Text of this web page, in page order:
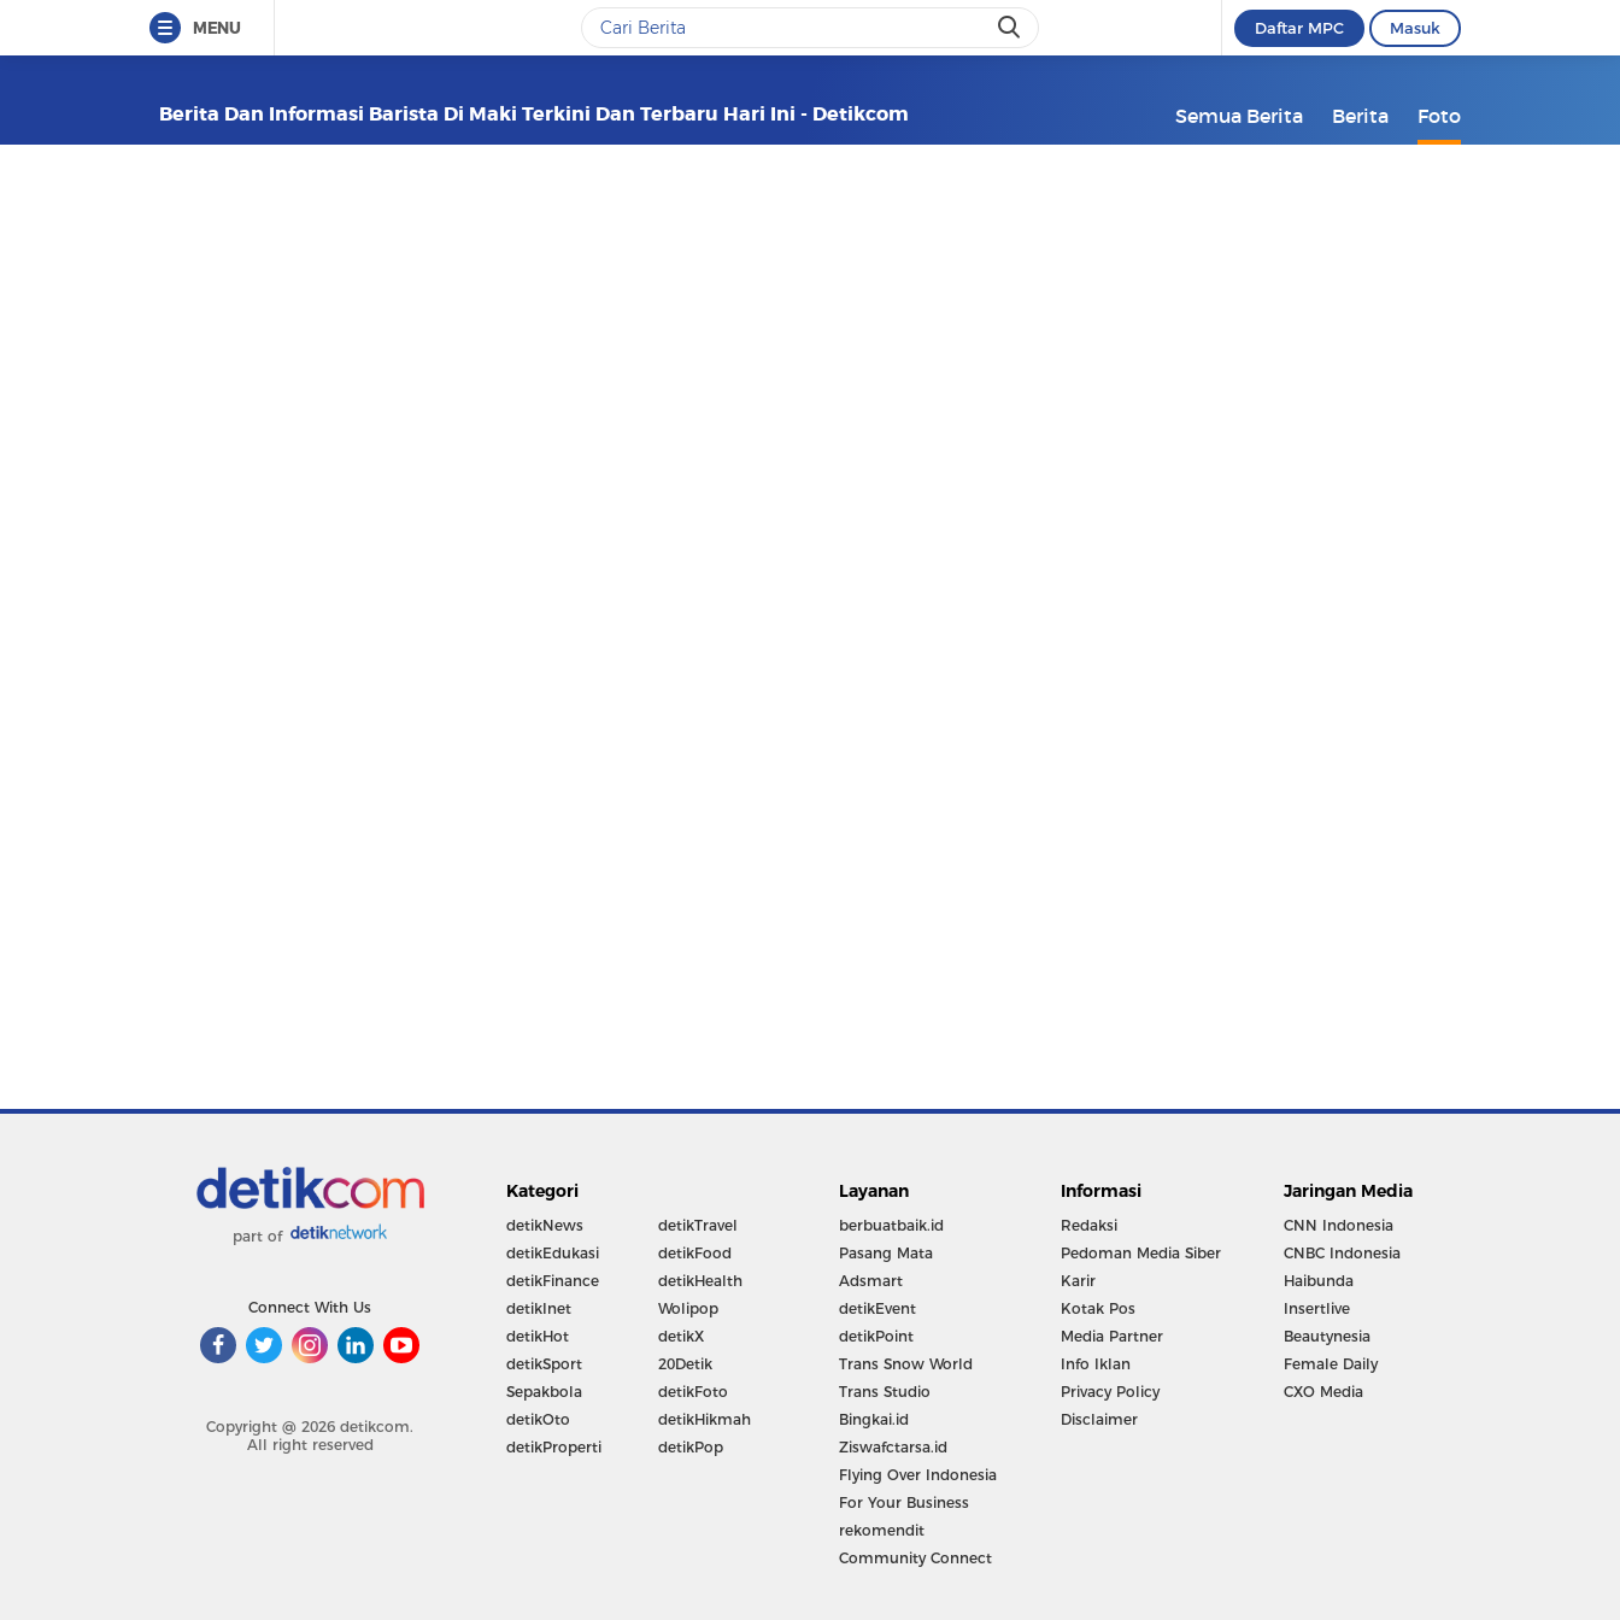
MENU Daftar MPC Masuk
Berita Dan Informasi Barista Di Maki Terkini Dan Terbaru Hari Ini - Detikcom Semua Berita Berita Foto
part of
Connect With Us
Copyright @ 2026 detikcom.
All right reserved
Kategori
detikNews
detikEdukasi
detikFinance
detikInet
detikHot
detikSport
Sepakbola
detikOto
detikProperti
detikTravel
detikFood
detikHealth
Wolipop
detikX
20Detik
detikFoto
detikHikmah
detikPop
Layanan
berbuatbaik.id
Pasang Mata
Adsmart
detikEvent
detikPoint
Trans Snow World
Trans Studio
Bingkai.id
Ziswafctarsa.id
Flying Over Indonesia
For Your Business
rekomendit
Community Connect
Informasi
Redaksi
Pedoman Media Siber
Karir
Kotak Pos
Media Partner
Info Iklan
Privacy Policy
Disclaimer
Jaringan Media
CNN Indonesia
CNBC Indonesia
Haibunda
Insertlive
Beautynesia
Female Daily
CXO Media